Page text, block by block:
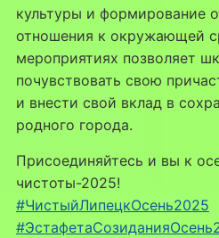
культуры и формирование
отношения к окружающей
мероприятиях позволяет
почувствовать свою
и внести свой вклад в
родного города.
Присоединяйтесь и вы к
чистоты-2025!
#ЧистыйЛипецкОсень2025